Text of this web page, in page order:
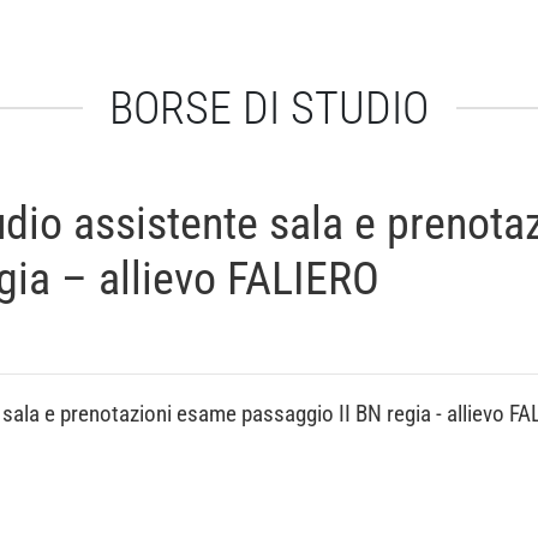
BORSE DI STUDIO
assistente sala e
– allievo FALIERO
e prenotazioni esame passaggio II BN regia - allievo